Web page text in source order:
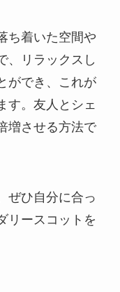
ち着いた空間や
、リラックスし
ができ、これが
す。友人とシェ
増させる方法で
ぜひ自分に合っ
リースコットを